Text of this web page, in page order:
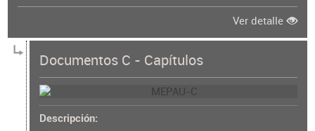
Ver detalle
Documentos C - Capítulos
Descripción